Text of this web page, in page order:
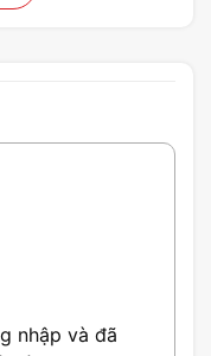
980 Pro
lại tốc độ cao và
nhập và đã